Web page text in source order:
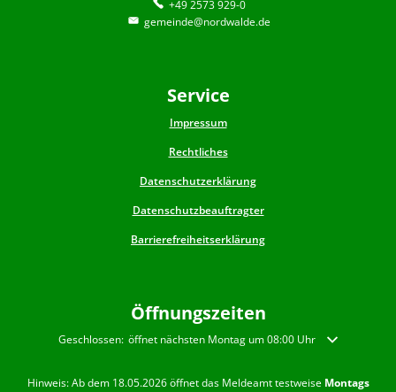
+49 2573 929-0
gemeinde@nordwalde.de
Service
Impressum
Rechtliches
Datenschutzerklärung
Datenschutzbeauftragter
Barrierefreiheitserklärung
Öffnungszeiten
Klicken, um weitere Öffnungs- oder Schließzeiten auszublenden
Geschlossen: öffnet nächsten Montag um 08:00 Uhr
Hinweis: Ab dem 18.05.2026 öffnet das Meldeamt testweise Montags